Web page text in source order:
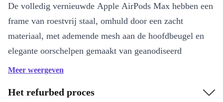
De volledig vernieuwde Apple AirPods Max hebben een
frame van roestvrij staal, omhuld door een zacht
materiaal, met ademende mesh aan de hoofdbeugel en
elegante oorschelpen gemaakt van geanodiseerd
aluminium – perfecte combo van comfort en stevigheid.
De telescooparmpjes zorgen voor genoeg flexibiliteit. Ze
Meer weergeven
Het refurbed proces